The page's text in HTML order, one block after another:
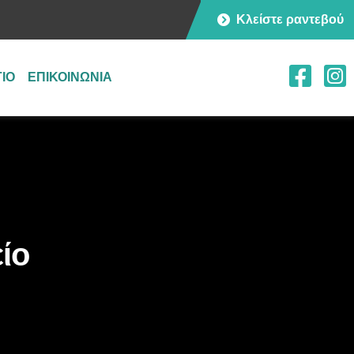
Κλείστε ραντεβού
ΕΠΙΚΟΙΝΩΝΙΑ